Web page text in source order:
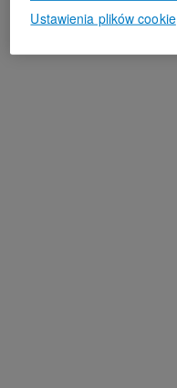
Ustawienia plików cookie